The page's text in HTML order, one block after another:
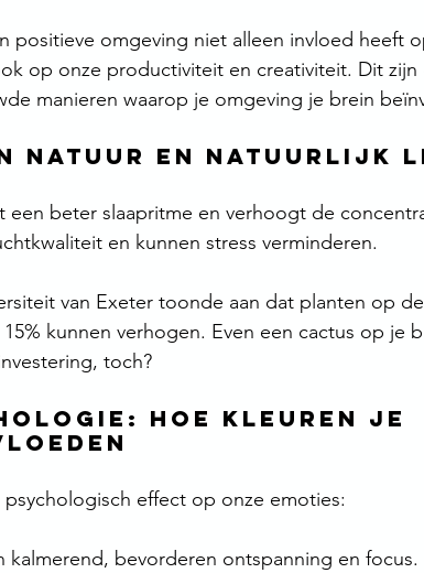
positieve omgeving niet alleen invloed heeft
op onze productiviteit en creativiteit. Dit
manieren waarop je omgeving je brein
natuur en natuurlijk
een beter slaapritme en verhoogt de
en kunnen stress verminderen.
van Exeter toonde aan dat planten op
kunnen verhogen. Even een cactus op je
toch?
Hoe kleuren je
effect op onze emoties:
kalmerend, bevorderen ontspanning en focus.